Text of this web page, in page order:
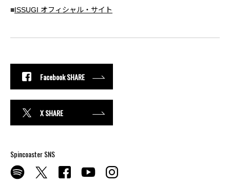
■ISSUGI オフィシャル・サイト
Facebook SHARE
X SHARE
Spincoaster SNS